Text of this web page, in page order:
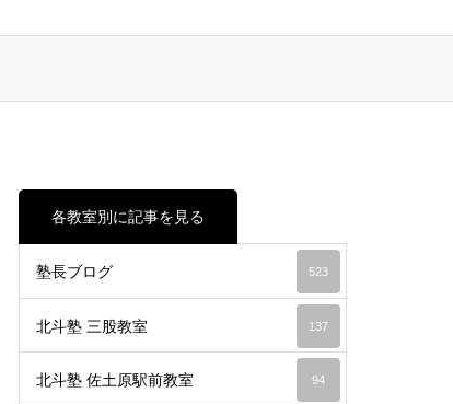
各教室別に記事を見る
塾長ブログ 523
北斗塾 三股教室 137
北斗塾 佐土原駅前教室 94